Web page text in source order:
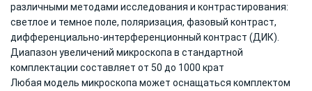
различными методами исследования и контрастирования:
светлое и темное поле, поляризация, фазовый контраст,
дифференциально-интерференционный контраст (ДИК).
Диапазон увеличений микроскопа в стандартной
комплектации составляет от 50 до 1000 крат
Любая модель микроскопа может оснащаться комплектом